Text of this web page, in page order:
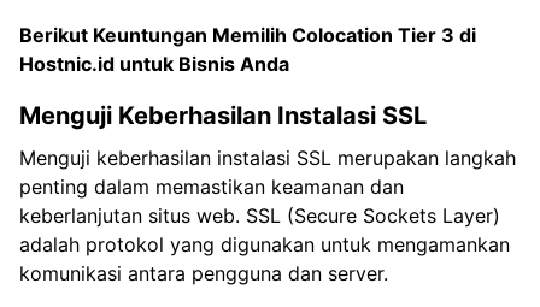
Berikut Keuntungan Memilih Colocation Tier 3 di
Hostnic.id untuk Bisnis Anda
Menguji Keberhasilan Instalasi SSL
Menguji keberhasilan instalasi SSL merupakan langkah
penting dalam memastikan keamanan dan
keberlanjutan situs web. SSL (Secure Sockets Layer)
adalah protokol yang digunakan untuk mengamankan
komunikasi antara pengguna dan server.